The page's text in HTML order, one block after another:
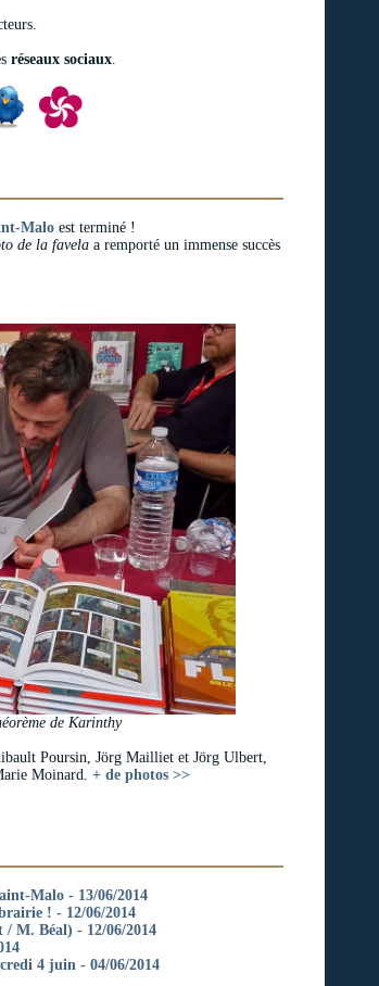
réseaux sociaux.
Malo est terminé !
de la favela a remporté un immense succès
de Karinthy
Poursin, Jörg Mailliet et Jörg Ulbert,
Moinard. + de photos >>
Malo - 13/06/2014
! - 12/06/2014
M. Béal) - 12/06/2014
4 juin - 04/06/2014